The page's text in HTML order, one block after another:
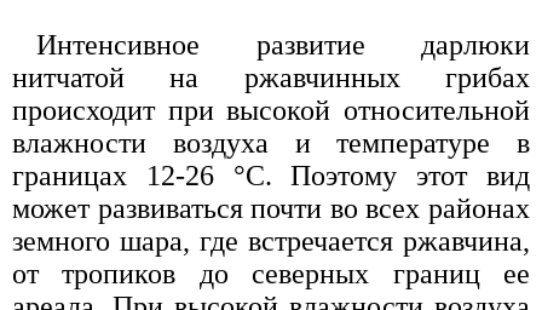
Интенсивное развитие дарлюки
нитчатой на ржавчинных грибах
происходит при высокой относительной
влажности воздуха и температуре в
границах 12-26 °С. Поэтому этот вид
может развиваться почти во всех районах
земного шара, где встречается ржавчина,
от тропиков до северных границ ее